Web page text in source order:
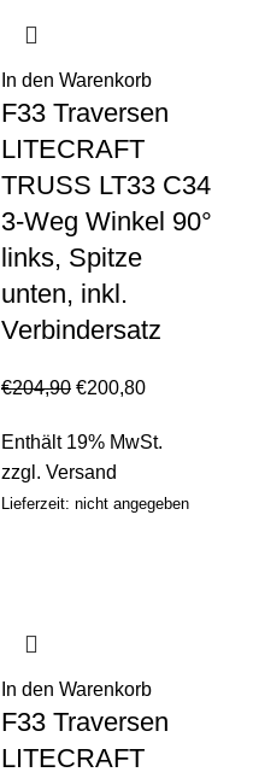
In den Warenkorb
F33 Traversen
LITECRAFT
TRUSS LT33 C34
3-Weg Winkel 90°
links, Spitze
unten, inkl.
Verbindersatz
€204,90 €200,80
Enthält 19% MwSt.
zzgl. Versand
Lieferzeit: nicht angegeben
In den Warenkorb
F33 Traversen
LITECRAFT